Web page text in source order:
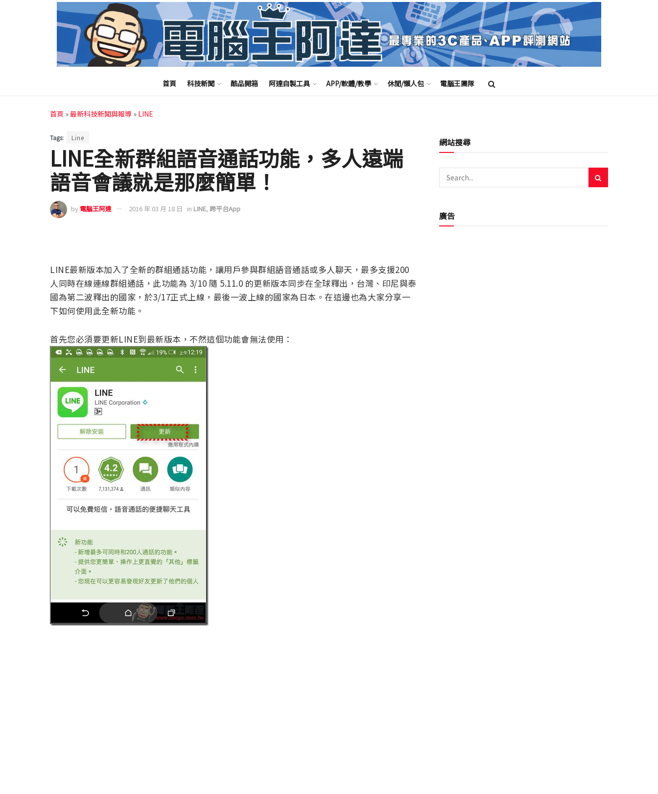
首頁 科技新聞 酷品開箱 阿達自製工具 APP/軟體/教學 休閒/懶人包 電腦王團隊
首頁 »最新科技新聞與報導 » LINE
Tags: Line
LINE全新群組語音通話功能，多人遠端
語音會議就是那麼簡單！
by 電腦王阿達 2016 年 03 月 18 日 in LINE, 跨平台App
LINE最新版本加入了全新的群組通話功能，讓用戶參與群組語音通話或多人聊天，最多支援200
人同時在線連線群組通話，此功能為 3/10 隨 5.11.0 的更新版本同步在全球釋出，台灣、印尼與泰
國為第二波釋出的國家，於3/17正式上線，最後一波上線的國家為日本。在這邊也為大家分享一
下如何使用此全新功能。
首先您必須要更新LINE到最新版本，不然這個功能會無法使用：
網站搜尋
廣告